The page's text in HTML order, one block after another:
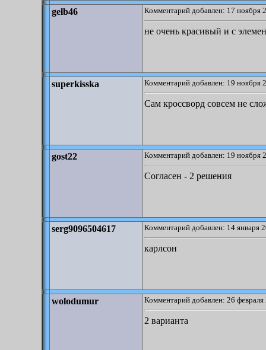
gelb46 Комментарий добавлен: 17 ноября
не очень красивый и с
superkisska Комментарий добавлен: 19 ноября
Сам кроссворд совсем не
gost22 Комментарий добавлен: 19 ноября
Согласен - 2 решения
serg9096504617 Комментарий добавлен: 14 января
карлсон
wolodumur Комментарий добавлен: 26
2 варианта